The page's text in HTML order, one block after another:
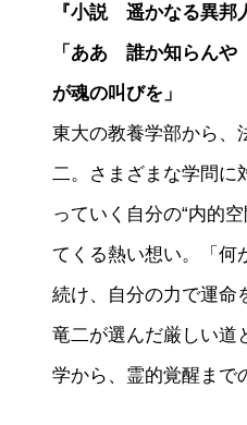
『小説 遥かなる異邦
「ああ 誰か知らん
が魂の叫びを」
東大の教養学部から、
二。さまざまな学問に
っていく自分の“内的
てくる熱い想い。「何
続け、自分の力で運命
竜二が選んだ厳しい道
学から、霊的覚醒まで